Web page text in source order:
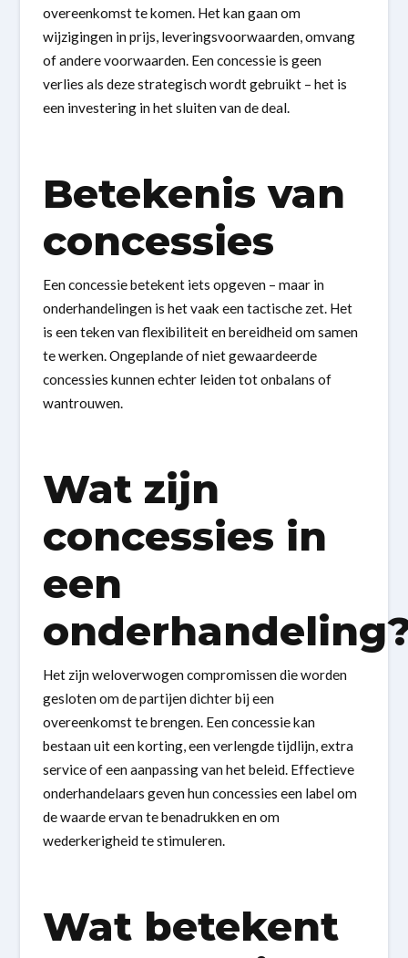
overeenkomst te komen. Het kan gaan om
wijzigingen in prijs, leveringsvoorwaarden, omvang
of andere voorwaarden. Een concessie is geen
verlies als deze strategisch wordt gebruikt – het is
een investering in het sluiten van de deal.
Betekenis van
concessies
Een concessie betekent iets opgeven – maar in
onderhandelingen is het vaak een tactische zet. Het
is een teken van flexibiliteit en bereidheid om samen
te werken. Ongeplande of niet gewaardeerde
concessies kunnen echter leiden tot onbalans of
wantrouwen.
Wat zijn
concessies in
een
Het zijn weloverwogen compromissen die worden
gesloten om de partijen dichter bij een
overeenkomst te brengen. Een concessie kan
bestaan uit een korting, een verlengde tijdlijn, extra
service of een aanpassing van het beleid. Effectieve
onderhandelaars geven hun concessies een label om
de waarde ervan te benadrukken en om
wederkerigheid te stimuleren.
Wat betekent